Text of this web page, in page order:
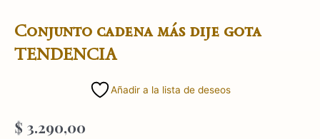
Conjunto cadena más dije gota
TENDENCIA
Añadir a la lista de deseos
$ 3.290,00